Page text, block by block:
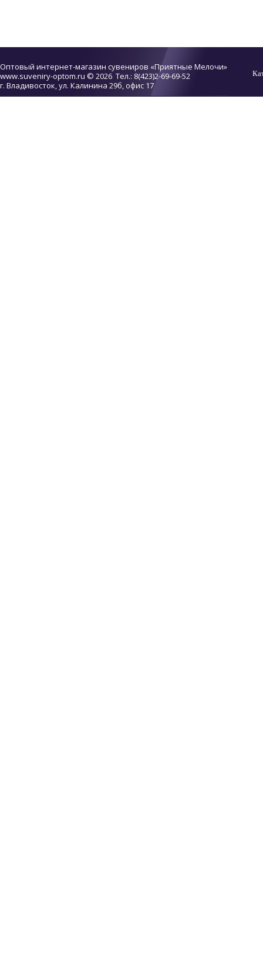
Оптовый интернет-магазин сувениров «Приятные Мелочи»
www.suveniry-optom.ru © 2026 Тел.: 8(423)2-69-69-52
г. Владивосток, ул. Калинина 29б, офис 17